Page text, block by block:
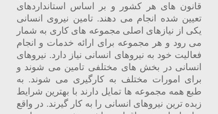
قانون های هر کشور و بر اساس استانداردهای
تعیین شده انجام می دهند. تامین نیروی انسانی
یکی از نیازهای اصلی مجموعه های کاری به شمار
می رود و هر مجموعه برای ارائه خدمات و انجام
فعالیت خود به نیروهای انسانی نیاز دارد. نیروهای
انسانی در بخش های مختلفی تامین می شوند و
برای امورات مختلف به کارگیری می شوند. به
طبع همه مجموعه ها تمایل دارند با بهترین شرایط
زبده ترین نیروهای انسانی را به کار گیرند. در واقع